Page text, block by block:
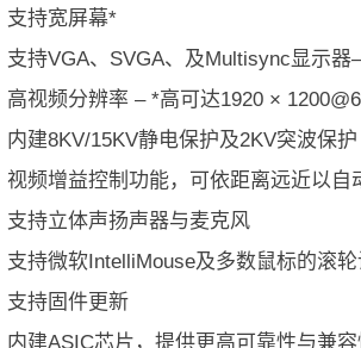
支持宽屏幕*
支持VGA、SVGA、及Multisync显示
高视频分辨率 – *高可达1920 ×
内建8KV/15KV静电保护及2KV突波保护
视频增益控制功能，可依距离远近以
支持立体声扬声器与麦克风
支持微软IntelliMouse及多数鼠标的滚
支持固件更新
内建ASIC芯片，提供更高可靠性与兼容